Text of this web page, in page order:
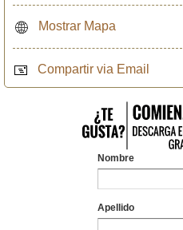
Mostrar Mapa
Compartir via Email
Nombre
Apellido